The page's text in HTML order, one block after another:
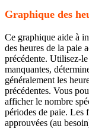
Graphique des
Ce graphique aide à
des heures de la paie
précédente. Utilisez-
manquantes,
généralement les
précédentes. Vous
afficher le nombre
périodes de paie. Les
approuvées (au